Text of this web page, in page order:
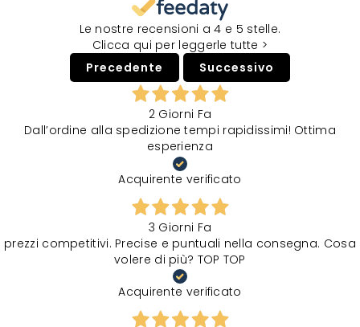
Le nostre recensioni a 4 e 5 stelle.
Clicca qui per leggerle tutte >
Precedente
Successivo
2 Giorni Fa
Dall’ordine alla spedizione tempi rapidissimi! Ottima
esperienza
Acquirente verificato
3 Giorni Fa
prezzi competitivi. Precise e puntuali nella consegna. Cosa
volere di più? TOP TOP
Acquirente verificato